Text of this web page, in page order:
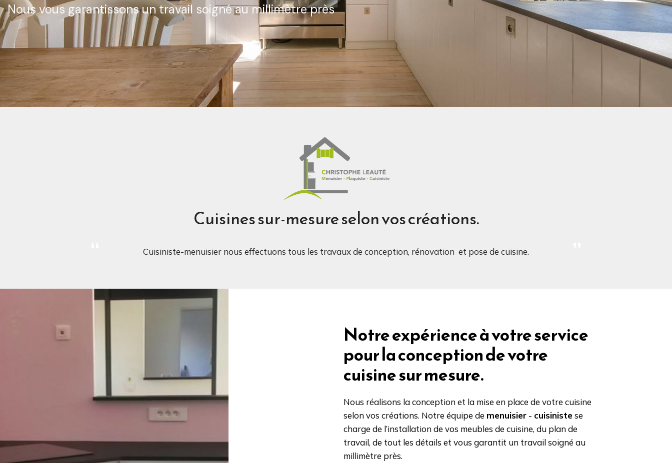
Nous vous garantissons un travail soigné au millimètre près
Cuisines sur-mesure selon vos créations.
Cuisiniste-menuisier nous effectuons tous les travaux de conception, rénovation et pose de cuisine.
Notre expérience à votre service
pour la conception de votre
cuisine sur mesure.
Nous réalisons la conception et la mise en place de votre cuisine
selon vos créations. Notre équipe de menuisier - cuisinistese
charge de l’installation de vos meubles de cuisine, du plan de
travail, de tout les détails et vous garantit un travail soigné au
millimètre près.